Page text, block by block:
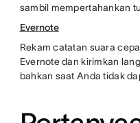
sambil mempertahankan
Evernote
Rekam catatan suara
Evernote dan kirimkan
bahkan saat Anda tidak